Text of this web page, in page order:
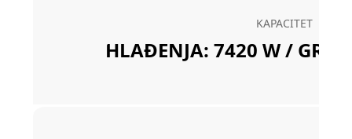
KAPACITET
HLAĐENJA: 7420 W /